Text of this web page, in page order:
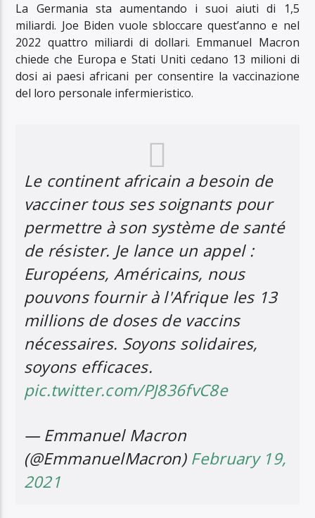
La Germania sta aumentando i suoi aiuti di 1,5
miliardi. Joe Biden vuole sbloccare quest’anno e nel
2022 quattro miliardi di dollari. Emmanuel Macron
chiede che Europa e Stati Uniti cedano 13 milioni di
dosi ai paesi africani per consentire la vaccinazione
del loro personale infermieristico.
Le continent africain a besoin de
vacciner tous ses soignants pour
permettre à son système de santé
de résister. Je lance un appel :
Européens, Américains, nous
pouvons fournir à l'Afrique les 13
millions de doses de vaccins
nécessaires. Soyons solidaires,
soyons efficaces.
pic.twitter.com/PJ836fvC8e
— Emmanuel Macron
(@EmmanuelMacron) February 19,
2021